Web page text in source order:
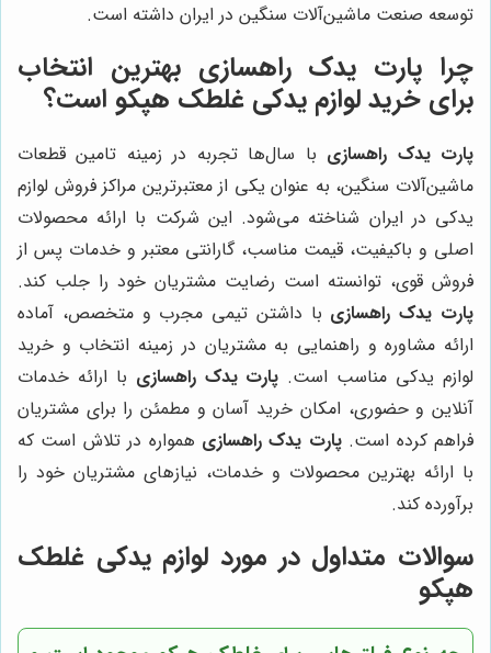
توسعه صنعت ماشین‌آلات سنگین در ایران داشته است.
چرا پارت یدک راهسازی بهترین انتخاب
برای خرید لوازم یدکی غلطک هپکو است؟
پارت یدک راهسازی با سال‌ها تجربه در زمینه تامین قطعات
ماشین‌آلات سنگین، به عنوان یکی از معتبرترین مراکز فروش لوازم
یدکی در ایران شناخته می‌شود. این شرکت با ارائه محصولات
اصلی و باکیفیت، قیمت مناسب، گارانتی معتبر و خدمات پس از
فروش قوی، توانسته است رضایت مشتریان خود را جلب کند.
پارت یدک راهسازی با داشتن تیمی مجرب و متخصص، آماده
ارائه مشاوره و راهنمایی به مشتریان در زمینه انتخاب و خرید
لوازم یدکی مناسب است. پارت یدک راهسازی با ارائه خدمات
آنلاین و حضوری، امکان خرید آسان و مطمئن را برای مشتریان
فراهم کرده است.پارت یدک راهسازی همواره در تلاش است که
با ارائه بهترین محصولات و خدمات، نیازهای مشتریان خود را
برآورده کند.
سوالات متداول در مورد لوازم یدکی غلطک
هپکو